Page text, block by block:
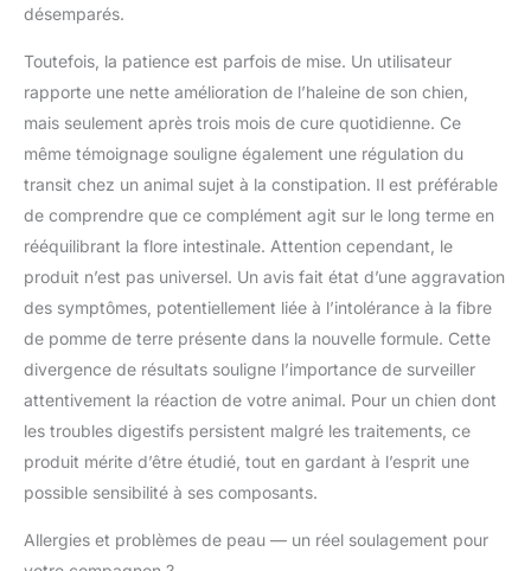
désemparés.
Toutefois, la patience est parfois de mise. Un utilisateur
rapporte une nette amélioration de l’haleine de son chien,
mais seulement après trois mois de cure quotidienne. Ce
même témoignage souligne également une régulation du
transit chez un animal sujet à la constipation. Il est préférable
de comprendre que ce complément agit sur le long terme en
rééquilibrant la flore intestinale. Attention cependant, le
produit n’est pas universel. Un avis fait état d’une aggravation
des symptômes, potentiellement liée à l’intolérance à la fibre
de pomme de terre présente dans la nouvelle formule. Cette
divergence de résultats souligne l’importance de surveiller
attentivement la réaction de votre animal. Pour un chien dont
les troubles digestifs persistent malgré les traitements, ce
produit mérite d’être étudié, tout en gardant à l’esprit une
possible sensibilité à ses composants.
Allergies et problèmes de peau — un réel soulagement pour